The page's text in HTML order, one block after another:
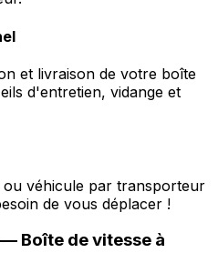
et livraison de votre boîte
d'entretien, vidange et
véhicule par transporteur
de vous déplacer !
Boîte de vitesse à